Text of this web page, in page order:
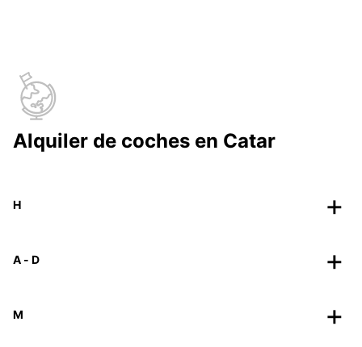
Alquiler de coches en Catar
H
A - D
M